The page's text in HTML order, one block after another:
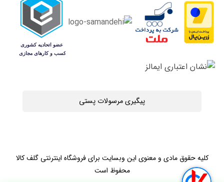
پیگیری مرسولات پستی
کلیه حقوق مادی و معنوی این وبسایت برای فروشگاه اینترنتی گلف کالا
محفوظ است